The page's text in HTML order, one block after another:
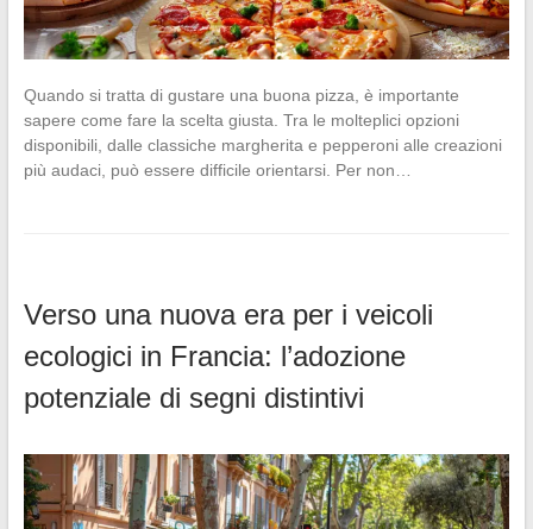
Quando si tratta di gustare una buona pizza, è importante
sapere come fare la scelta giusta. Tra le molteplici opzioni
disponibili, dalle classiche margherita e pepperoni alle creazioni
più audaci, può essere difficile orientarsi. Per non…
Verso una nuova era per i veicoli
ecologici in Francia: l’adozione
potenziale di segni distintivi